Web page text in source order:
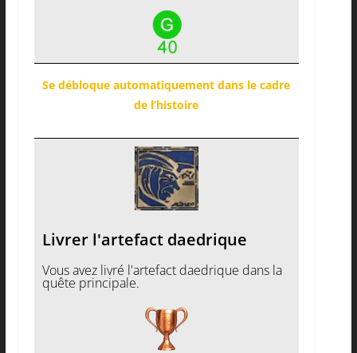
Se débloque automatiquement dans le cadre
de l’histoire
Livrer l'artefact daedrique
Vous avez livré l'artefact daedrique dans la
quête principale.